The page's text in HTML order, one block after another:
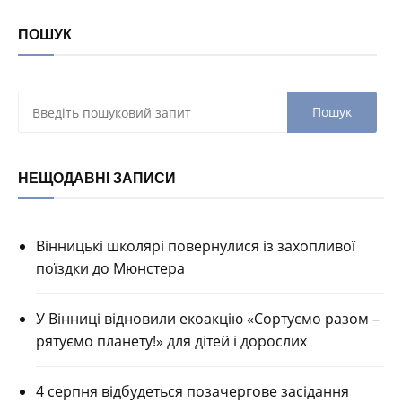
ПОШУК
НЕЩОДАВНІ ЗАПИСИ
Вінницькі школярі повернулися із захопливої
поїздки до Мюнстера
У Вінниці відновили екоакцію «Сортуємо разом –
рятуємо планету!» для дітей і дорослих
4 серпня відбудеться позачергове засідання